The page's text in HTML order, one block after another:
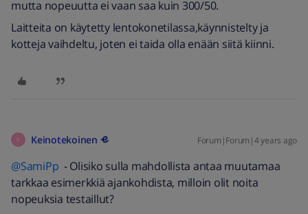
mutta nopeuutta ei vaan saa kuin 300/50.
Laitteita on käytetty lentokonetilassa,käynnistelty ja
kotteja vaihdeltu, joten ei taida olla enään siitä kiinni.
K Keinotekoinen Forum|Forum|4 years ago
@SamiPp - Olisiko sulla mahdollista antaa muutamaa
tarkkaa esimerkkiä ajankohdista, milloin olit noita
nopeuksia testaillut?